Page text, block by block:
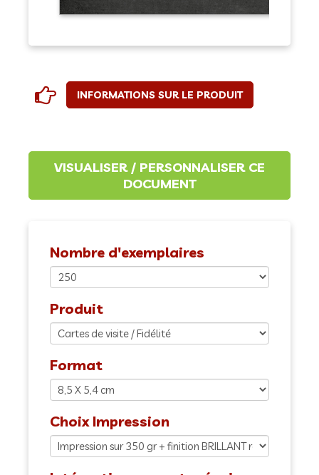
INFORMATIONS SUR LE PRODUIT
Nombre d'exemplaires
Produit
Format
Choix Impression